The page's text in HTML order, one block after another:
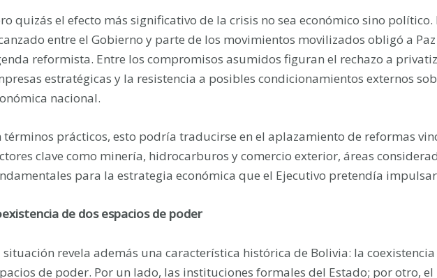
quizás el efecto más significativo de la crisis no sea económico sino político.
entre el Gobierno y parte de los movimientos movilizados obligó a
reformista. Entre los compromisos asumidos figuran el rechazo a
estratégicas y la resistencia a posibles condicionamientos externos
nacional.
términos prácticos, esto podría traducirse en el aplazamiento de reformas
clave como minería, hidrocarburos y comercio exterior, áreas
para la estrategia económica que el Ejecutivo pretendía
de dos espacios de poder
situación revela además una característica histórica de Bolivia: la coexistencia
de poder. Por un lado, las instituciones formales del Estado; por otro,